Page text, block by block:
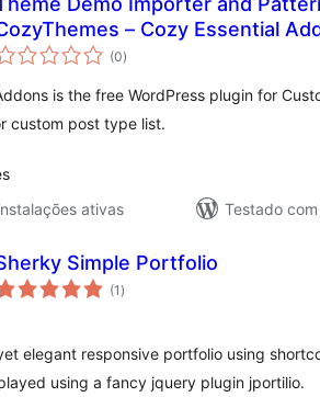
– Cozy Essential
(0total
de
)
is the free WordPress plugin for
custom post type list.
ativas
Testado
Simple Portfolio
(1 total
de
)
elegant responsive portfolio using
using a fancy jquery plugin jportilio.